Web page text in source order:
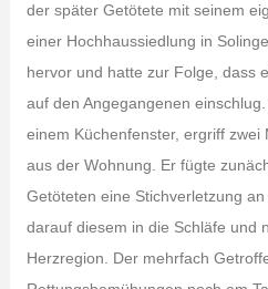
der später Getötete mit seinem
einer Hochhaussiedlung in
hervor und hatte zur Folge, dass
auf den Angegangenen
einem Küchenfenster, ergriff
aus der Wohnung. Er fügte
Getöteten eine Stichverletzung
darauf diesem in die Schläfe und
Herzregion. Der mehrfach